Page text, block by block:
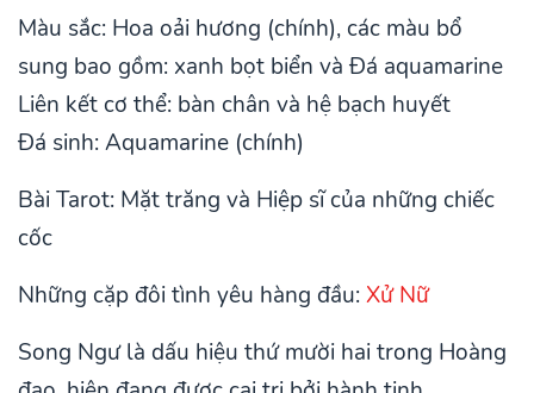
Màu sắc: Hoa oải hương (chính), các màu bổ
sung bao gồm: xanh bọt biển và Đá aquamarine
Liên kết cơ thể: bàn chân và hệ bạch huyết
Đá sinh: Aquamarine (chính)
Bài Tarot: Mặt trăng và Hiệp sĩ của những chiếc
cốc
Những cặp đôi tình yêu hàng đầu:Xử Nữ
Song Ngư là dấu hiệu thứ mười hai trong Hoàng